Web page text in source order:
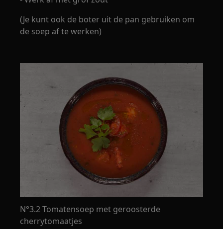
(Je kunt ook de boter uit de pan gebruiken om
de soep af te werken)
N°3.2 Tomatensoep met geroosterde
cherrytomaatjes